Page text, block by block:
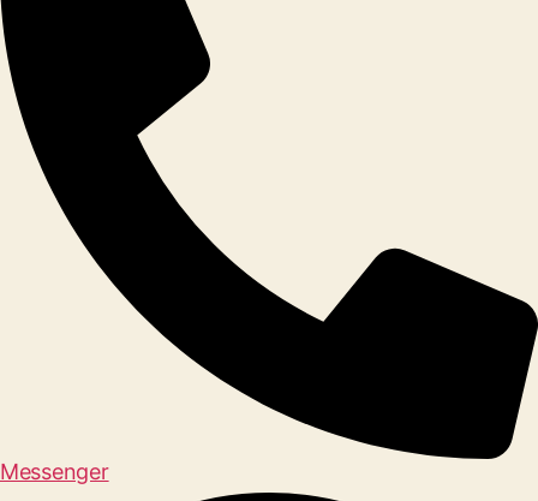
Messenger